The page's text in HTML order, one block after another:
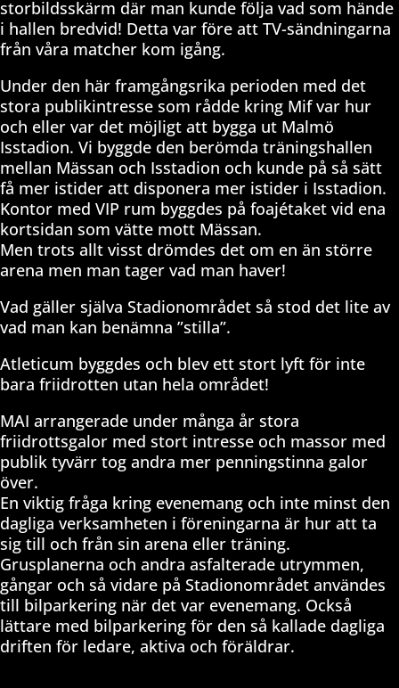
storbildsskärm där man kunde följa vad som hände
i hallen bredvid! Detta var före att TV-sändningarna
från våra matcher kom igång.
Under den här framgångsrika perioden med det
stora publikintresse som rådde kring Mif var hur
och eller var det möjligt att bygga ut Malmö
Isstadion. Vi byggde den berömda träningshallen
mellan Mässan och Isstadion och kunde på så sätt
få mer istider att disponera mer istider i Isstadion.
Kontor med VIP rum byggdes på foajétaket vid ena
kortsidan som vätte mott Mässan.
Men trots allt visst drömdes det om en än större
arena men man tager vad man haver!
Vad gäller själva Stadionområdet så stod det lite av
vad man kan benämna ”stilla”.
Atleticum byggdes och blev ett stort lyft för inte
bara friidrotten utan hela området!
MAI arrangerade under många år stora
friidrottsgalor med stort intresse och massor med
publik tyvärr tog andra mer penningstinna galor
över.
En viktig fråga kring evenemang och inte minst den
dagliga verksamheten i föreningarna är hur att ta
sig till och från sin arena eller träning.
Grusplanerna och andra asfalterade utrymmen,
gångar och så vidare på Stadionområdet användes
till bilparkering när det var evenemang. Också
lättare med bilparkering för den så kallade dagliga
driften för ledare, aktiva och föräldrar.